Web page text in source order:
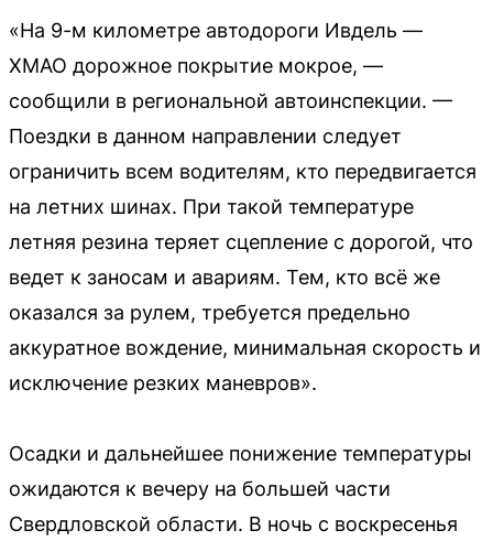
«На 9-м километре автодороги Ивдель —
ХМАО дорожное покрытие мокрое, —
сообщили в региональной автоинспекции. —
Поездки в данном направлении следует
ограничить всем водителям, кто передвигается
на летних шинах. При такой температуре
летняя резина теряет сцепление с дорогой, что
ведет к заносам и авариям. Тем, кто всё же
оказался за рулем, требуется предельно
аккуратное вождение, минимальная скорость и
исключение резких маневров».
Осадки и дальнейшее понижение температуры
ожидаются к вечеру на большей части
Свердловской области. В ночь с воскресенья